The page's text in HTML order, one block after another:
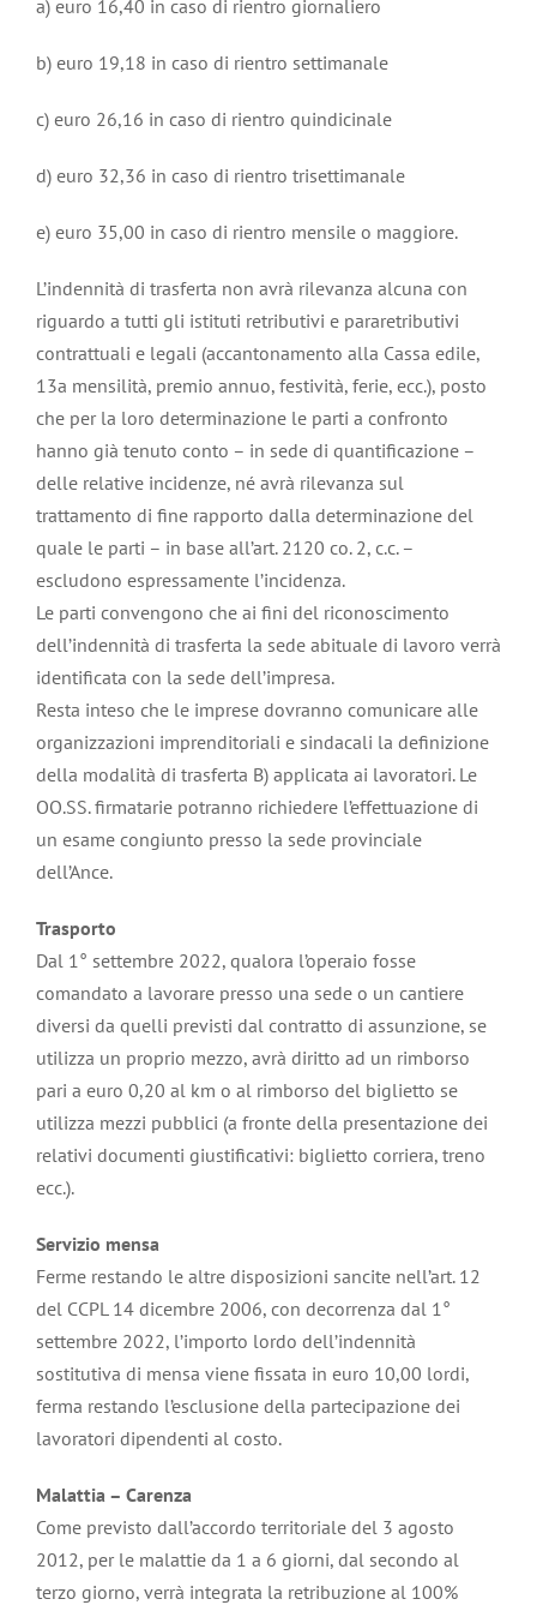
a) euro 16,40 in caso di rientro giornaliero
b) euro 19,18 in caso di rientro settimanale
c) euro 26,16 in caso di rientro quindicinale
d) euro 32,36 in caso di rientro trisettimanale
e) euro 35,00 in caso di rientro mensile o maggiore.
L’indennità di trasferta non avrà rilevanza alcuna con
riguardo a tutti gli istituti retributivi e pararetributivi
contrattuali e legali (accantonamento alla Cassa edile,
13a mensilità, premio annuo, festività, ferie, ecc.), posto
che per la loro determinazione le parti a confronto
hanno già tenuto conto – in sede di quantificazione –
delle relative incidenze, né avrà rilevanza sul
trattamento di fine rapporto dalla determinazione del
quale le parti – in base all’art. 2120 co. 2, c.c. –
escludono espressamente l’incidenza.
Le parti convengono che ai fini del riconoscimento
dell’indennità di trasferta la sede abituale di lavoro verrà
identificata con la sede dell’impresa.
Resta inteso che le imprese dovranno comunicare alle
organizzazioni imprenditoriali e sindacali la definizione
della modalità di trasferta B) applicata ai lavoratori. Le
OO.SS. firmatarie potranno richiedere l’effettuazione di
un esame congiunto presso la sede provinciale
dell’Ance.
Trasporto
Dal 1° settembre 2022, qualora l’operaio fosse
comandato a lavorare presso una sede o un cantiere
diversi da quelli previsti dal contratto di assunzione, se
utilizza un proprio mezzo, avrà diritto ad un rimborso
pari a euro 0,20 al km o al rimborso del biglietto se
utilizza mezzi pubblici (a fronte della presentazione dei
relativi documenti giustificativi: biglietto corriera, treno
ecc.).
Servizio mensa
Ferme restando le altre disposizioni sancite nell’art. 12
del CCPL 14 dicembre 2006, con decorrenza dal 1°
settembre 2022, l’importo lordo dell’indennità
sostitutiva di mensa viene fissata in euro 10,00 lordi,
ferma restando l’esclusione della partecipazione dei
lavoratori dipendenti al costo.
Malattia – Carenza
Come previsto dall’accordo territoriale del 3 agosto
2012, per le malattie da 1 a 6 giorni, dal secondo al
terzo giorno, verrà integrata la retribuzione al 100%